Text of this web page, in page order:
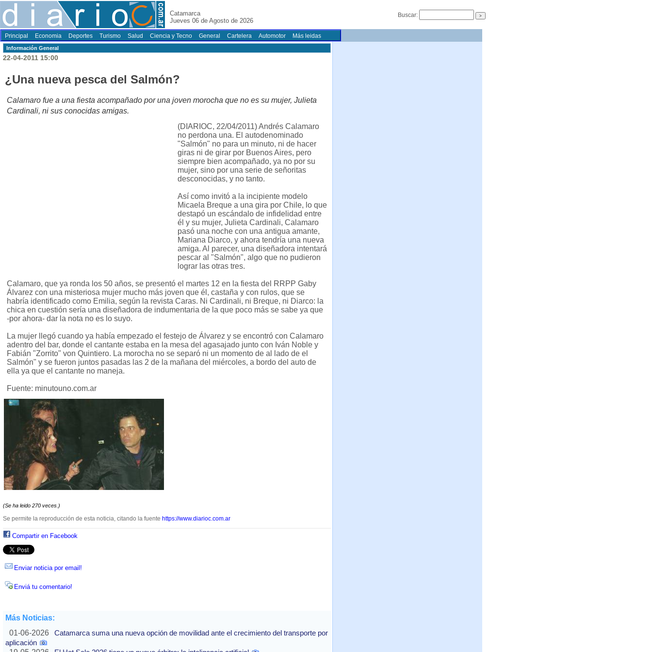
Catamarca
Jueves 06 de Agosto de 2026
Buscar:
Principal Economia Deportes Turismo Salud Ciencia y Tecno General Cartelera Automotor Más leidas
Información General
22-04-2011 15:00
¿Una nueva pesca del Salmón?
Calamaro fue a una fiesta acompañado por una joven morocha que no es su mujer, Julieta
Cardinali, ni sus conocidas amigas.
(DIARIOC, 22/04/2011) Andrés Calamaro
no perdona una. El autodenominado
"Salmón" no para un minuto, ni de hacer
giras ni de girar por Buenos Aires, pero
siempre bien acompañado, ya no por su
mujer, sino por una serie de señoritas
desconocidas, y no tanto.
Así como invitó a la incipiente modelo
Micaela Breque a una gira por Chile, lo que
destapó un escándalo de infidelidad entre
él y su mujer, Julieta Cardinali, Calamaro
pasó una noche con una antigua amante,
Mariana Diarco, y ahora tendría una nueva
amiga. Al parecer, una diseñadora intentará
pescar al "Salmón", algo que no pudieron
lograr las otras tres.
Calamaro, que ya ronda los 50 años, se presentó el martes 12 en la fiesta del RRPP Gaby
Álvarez con una misteriosa mujer mucho más joven que él, castaña y con rulos, que se
habría identificado como Emilia, según la revista Caras. Ni Cardinali, ni Breque, ni Diarco: la
chica en cuestión sería una diseñadora de indumentaria de la que poco más se sabe ya que
-por ahora- dar la nota no es lo suyo.
La mujer llegó cuando ya había empezado el festejo de Álvarez y se encontró con Calamaro
adentro del bar, donde el cantante estaba en la mesa del agasajado junto con Iván Noble y
Fabián "Zorrito" von Quintiero. La morocha no se separó ni un momento de al lado de el
Salmón" y se fueron juntos pasadas las 2 de la mañana del miércoles, a bordo del auto de
ella ya que el cantante no maneja.
Fuente: minutouno.com.ar
(Se ha leido 270 veces.)
Se permite la reproducción de esta noticia, citando la fuente https://www.diarioc.com.ar
Compartir en Facebook
Enviar noticia por email!
Enviá tu comentario!
Más Noticias:
01-06-2026
Catamarca suma una nueva opción de movilidad ante el crecimiento del transporte por
aplicación